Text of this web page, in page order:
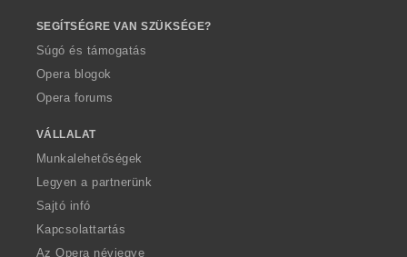
SEGÍTSÉGRE VAN SZÜKSÉGE?
Súgó és támogatás
Opera blogok
Opera forums
VÁLLALAT
Munkalehetőségek
Legyen a partnerünk
Sajtó infó
Kapcsolattartás
Az Opera névjegye